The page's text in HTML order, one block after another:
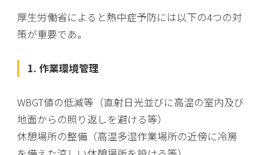
厚生労働省によると熱中症予防には以下の4つの対
策が重要であ。
1. 作業環境管理
WBGT値の低減等（直射日光並びに高温の室内及び
地面からの照り返しを避ける等）
休憩場所の整備（高温多湿作業場所の近傍に冷房